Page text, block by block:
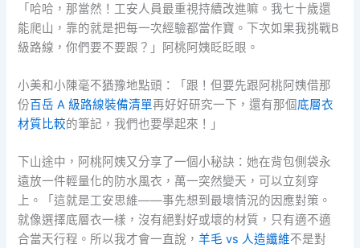
「哈哈，那當然！工安人員最重視持續改進嘛。我七十歲還
能爬山，靠的就是把每一次經驗都當作寶。下次如果我挑戰B
級路線，你們要不要跟？」阿桃阿姨眨眨眼。
小美和小陳毫不猶豫地點頭：「跟！但要先跟阿桃阿姨借那
份百岳 A 級路線裝備清單再好好研究一下，還有那個底層衣
材質比較的筆記，我們也要學起來！」
下山途中，阿桃阿姨又分享了一個小秘訣：她在背包側袋永
遠放一件輕量化的防水風衣，萬一突然變天，可以立刻穿
上。「這就是工安思維——事先想到最壞情況的因應對策。
就像選擇底層衣一樣，沒有絕對好或壞的材質，只有適不適
合當天行程。所以我才會一直說，羊毛 vs 人造纖維不是對